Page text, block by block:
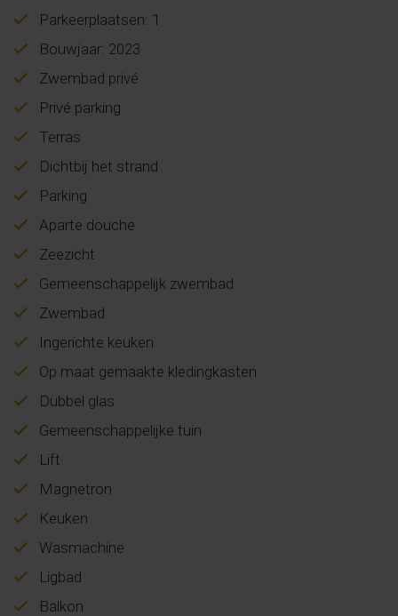
Parkeerplaatsen: 1
Bouwjaar: 2023
Zwembad privé
Privé parking
Terras
Dichtbij het strand
Parking
Aparte douche
Zeezicht
Gemeenschappelijk zwembad
Zwembad
Ingerichte keuken
Op maat gemaakte kledingkasten
Dubbel glas
Gemeenschappelijke tuin
Lift
Magnetron
Keuken
Wasmachine
Ligbad
Balkon